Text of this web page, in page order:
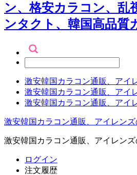
ン、格安カラコン、乱
ンタクト、韓国高品質
激安韓国カラコン通販、アイ
激安韓国カラコン通販、アイ
激安韓国カラコン通販、アイ
激安韓国カラコン通販、アイレン
激安韓国カラコン通販、アイレン
ログイン
注文履歴